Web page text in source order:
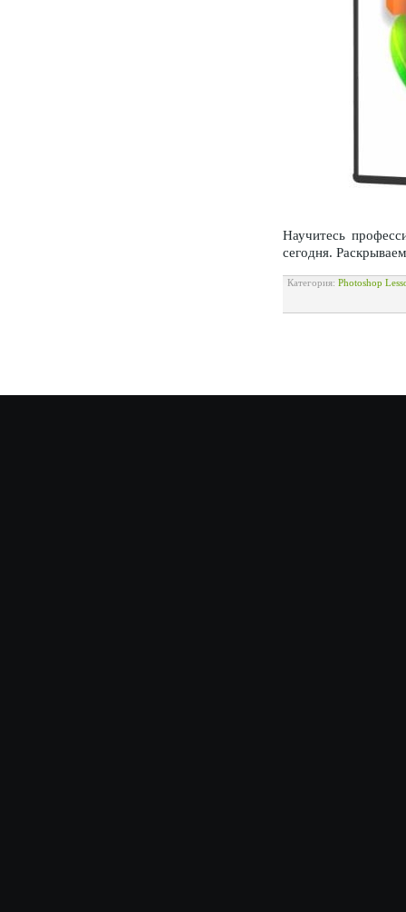
Научитесь
сегодня.
Категория: Photoshop